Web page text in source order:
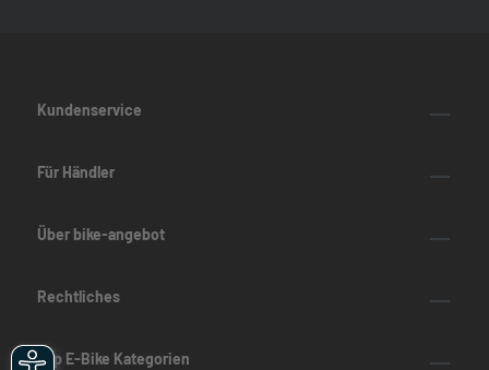
Kundenservice
Für Händler
Über bike-angebot
Rechtliches
Top E-Bike Kategorien